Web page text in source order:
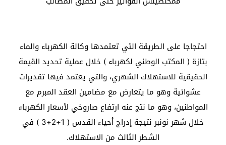
احتجاجا على الطريقة التي تعتمدها وكالة الكهرباء والماء
بتازة ( المكتب الوطني لكهرباء ) خلال عملية تحديد القيمة
الحقيقية للاستهلاك الشهري، والتي يعتمد فيها تقديرات
عشوائية وهو ما يتعارض مع مضامين العقد المبرم مع
المواطنين، وهو ما نتج عنه ارتفاع صاروخي لأسعار الكهرباء
خلال شهر نونبر نتيجة إدراج أحياء القدس ( 1+2+3 ) في
الشطر الثالث من الاستهلاك.